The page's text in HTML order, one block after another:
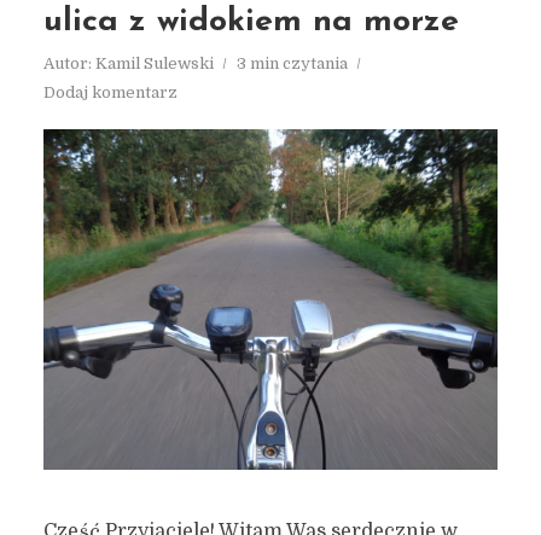
ulica z widokiem na morze
Autor: Kamil Sulewski
3 min czytania
Dodaj komentarz